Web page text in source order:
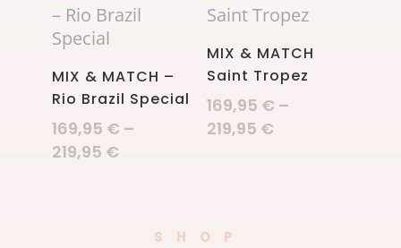
MIX & MATCH –
Rio Brazil Special
169,95 € –
219,95 €
MIX & MATCH
Saint Tropez
169,95 € –
219,95 €
SHOP